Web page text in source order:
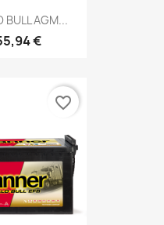
BULL AGM...
€
favorite_border